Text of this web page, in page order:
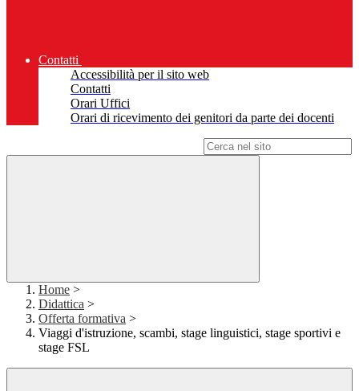
Contatti
Accessibilità per il sito web
Contatti
Orari Uffici
Orari di ricevimento dei genitori da parte dei docenti
Home >
Didattica >
Offerta formativa >
Viaggi d'istruzione, scambi, stage linguistici, stage sportivi e
stage FSL